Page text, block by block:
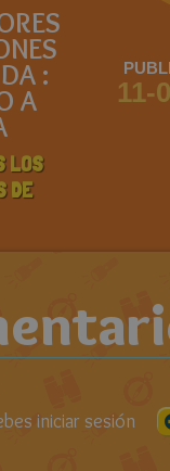
:
A
LOS
DE
11-
iniciar sesión